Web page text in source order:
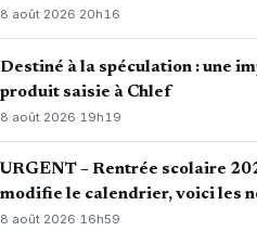
8 août 2026·20h16
Destiné à la spéculation : une
produit saisie à Chlef
8 août 2026·19h19
URGENT – Rentrée scolaire
modifie le calendrier, voici les
8 août 2026·16h59